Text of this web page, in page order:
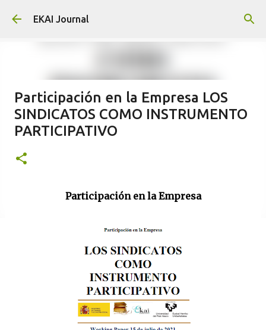
EKAI Journal
Participación en la Empresa LOS
SINDICATOS COMO INSTRUMENTO
PARTICIPATIVO
Participación en la Empresa